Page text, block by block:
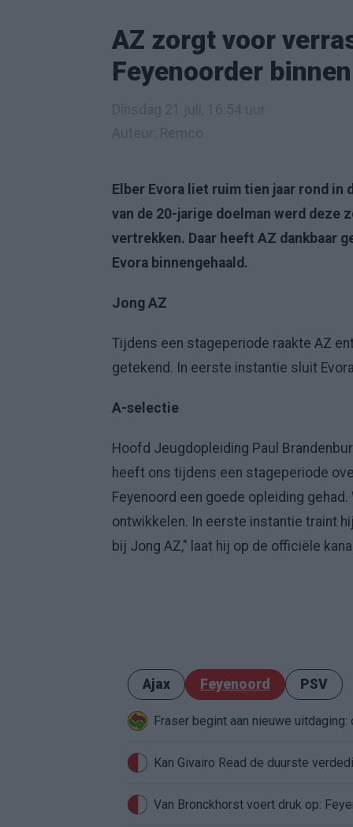
AZ zorgt voor
Feyenoorder binnen
Elber Evora liet ruim tien jaar rond
van de 20-jarige doelman werd deze
vertrekken. Daar heeft AZ dankbaar
Evora binnengehaald.
Jong AZ
Tijdens een stageperiode raakte AZ
getekend. In eerste instantie sluit
A-selectie
Hoofd Jeugdopleiding Paul
heeft ons tijdens een stageperiode
Feyenoord een goede opleiding
ontwikkelen. In eerste instantie traint
bij Jong AZ," laat hij op de officiële
Ajax Feyenoord PSV
Fraser begint aan nieuwe
Van Bronckhorst voert druk op: